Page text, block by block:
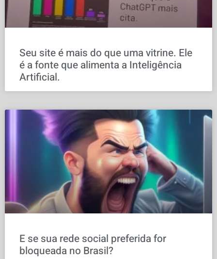
Seu site é mais do que uma vitrine. Ele
é a fonte que alimenta a Inteligência
Artificial.
E se sua rede social preferida for
bloqueada no Brasil?